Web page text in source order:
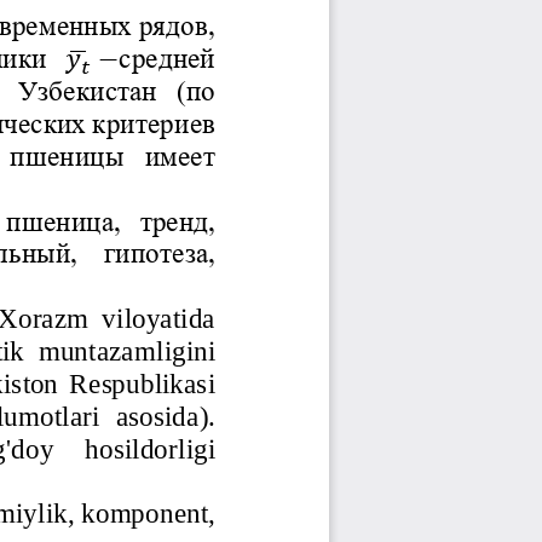
рядов,
𝑦𝑡 −средней
Узбекистан
(по
критериев
пшеницы
имеет
пшеница ,  тренд,
гипотеза,
Xorazm viloyatida
muntazamligini
Respublikasi
asosida).
'doy
hosildorligi
, komponent